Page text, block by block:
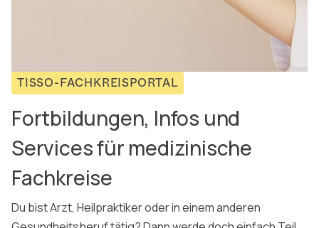
TISSO-FACHKREISPORTAL
Fortbildungen, Infos und
Services für medizinische
Fachkreise
Du bist Arzt, Heilpraktiker oder in einem anderen